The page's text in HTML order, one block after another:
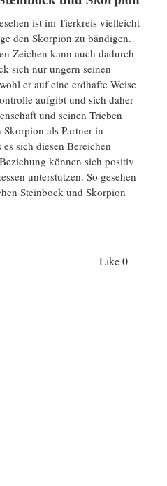
ist im Tierkreis vielleicht
den Skorpion zu bändigen.
Zeichen kann auch dadurch
sich nur ungern seinen
er auf eine erdhafte Weise
aufgibt und sich daher
und seinen Trieben
als Partner in
sich diesen Bereichen
können sich positiv
unterstützen. So gesehen
Steinbock und Skorpion
Like0